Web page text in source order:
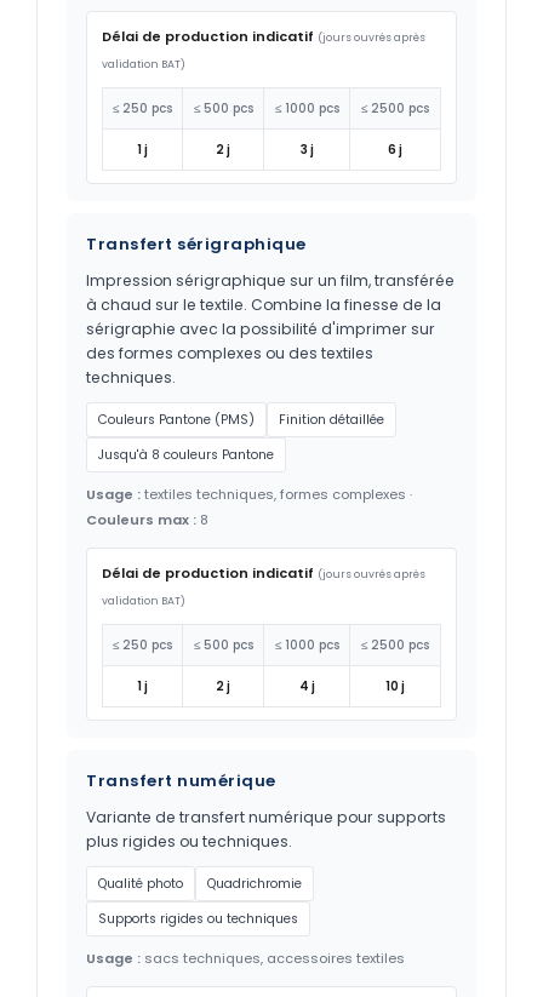
Délai de production indicatif (jours ouvrés après
validation BAT)
≤ 250 pcs ≤ 500 pcs ≤ 1000 pcs ≤ 2500 pcs
1 j 2 j 3 j 6 j
Transfert sérigraphique
Impression sérigraphique sur un film, transférée
à chaud sur le textile. Combine la finesse de la
sérigraphie avec la possibilité d'imprimer sur
des formes complexes ou des textiles
techniques.
Couleurs Pantone (PMS)
Finition détaillée
Jusqu'à 8 couleurs Pantone
Usage :textiles techniques, formes complexes ·
Couleurs max : 8
Délai de production indicatif (jours ouvrés après
validation BAT)
≤ 250 pcs ≤ 500 pcs ≤ 1000 pcs ≤ 2500 pcs
1 j 2 j 4 j 10 j
Transfert numérique
Variante de transfert numérique pour supports
plus rigides ou techniques.
Qualité photo
Quadrichromie
Supports rigides ou techniques
Usage : sacs techniques, accessoires textiles